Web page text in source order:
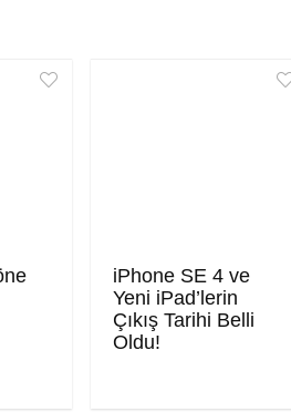
iPhone SE 4 ve
Yeni iPad’lerin
Çıkış Tarihi Belli
Oldu!